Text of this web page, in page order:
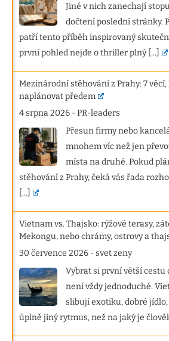
Jiné v nich zanechají
dočtení poslední stránky.
patří tento příběh inspirovaný
první pohled nejde o thriller plný [...]
Mezinárodní stěhování z Prahy: 7
naplánovat předem
4 srpna 2026 -PR-leaders
Přesun firmy nebo
mnohem víc než jen
místa na druhé. Pokud
stěhování z Prahy, čeká vás řada
[...]
Vietnam vs. Thajsko: rýžové terasy,
Mekongu, nebo chrámy, ostrovy a
30 července 2026 -svet zeny
Vybrat si první větší cestu
není vždy jednoduché.
slibují exotiku, dobré
úplně jiný rytmus, než na jaký je